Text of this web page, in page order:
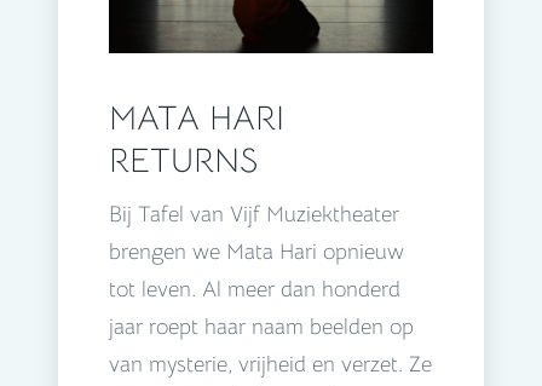
MATA HARI
RETURNS
Bij Tafel van Vijf Muziektheater
brengen we Mata Hari opnieuw
tot leven. Al meer dan honderd
jaar roept haar naam beelden op
van mysterie, vrijheid en verzet. Ze